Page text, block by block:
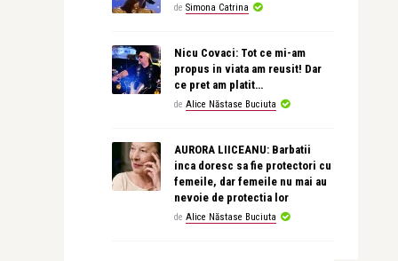
de Simona Catrina
Nicu Covaci: Tot ce mi-am
propus in viata am reusit! Dar
ce pret am platit…
de Alice Năstase Buciuta
AURORA LIICEANU: Barbatii
inca doresc sa fie protectori cu
femeile, dar femeile nu mai au
nevoie de protectia lor
de Alice Năstase Buciuta